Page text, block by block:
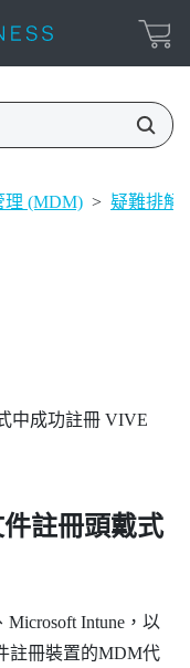
理 (MDM) > 疑難排解
中成功註冊 VIVE
註冊頭戴式
Microsoft Intune ，以
註冊裝置的MDM代